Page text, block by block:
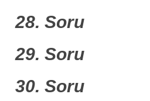
28. Soru
29. Soru
30. Soru